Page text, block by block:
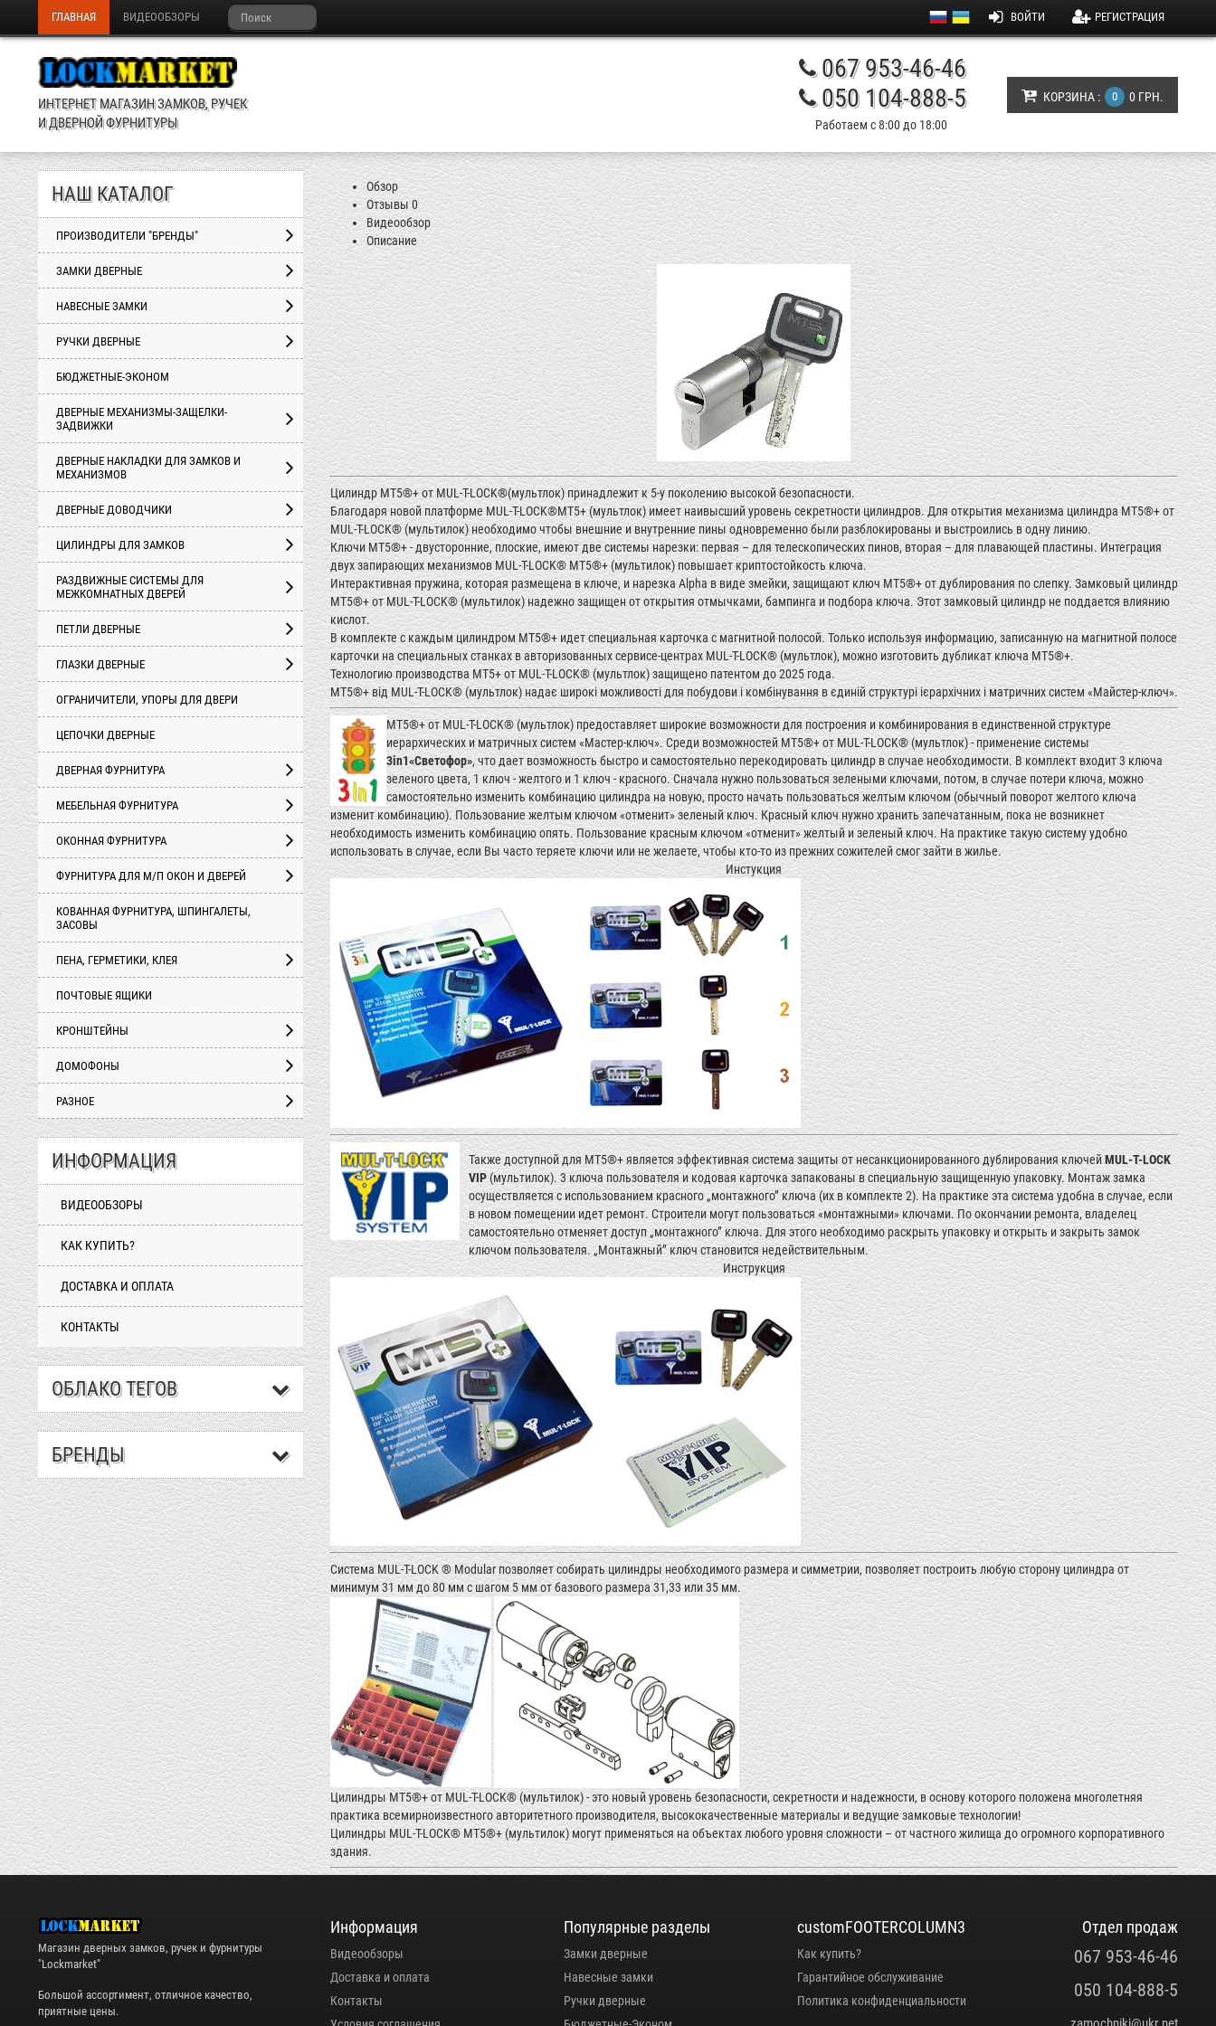
ИНТЕРНЕТ МАГАЗИН ЗАМКОВ, РУЧЕК
И ДВЕРНОЙ ФУРНИТУРЫ
067 953-46-46
050 104-888-5
Работаем с 8:00 до 18:00
КОРЗИНА : 0 0 ГРН.
НАШ КАТАЛОГ
ПРОИЗВОДИТЕЛИ "БРЕНДЫ"
ЗАМКИ ДВЕРНЫЕ
НАВЕСНЫЕ ЗАМКИ
РУЧКИ ДВЕРНЫЕ
БЮДЖЕТНЫЕ-ЭКОНОМ
ДВЕРНЫЕ МЕХАНИЗМЫ-ЗАЩЕЛКИ-
ЗАДВИЖКИ
ДВЕРНЫЕ НАКЛАДКИ ДЛЯ ЗАМКОВ И
МЕХАНИЗМОВ
ДВЕРНЫЕ ДОВОДЧИКИ
ЦИЛИНДРЫ ДЛЯ ЗАМКОВ
РАЗДВИЖНЫЕ СИСТЕМЫ ДЛЯ
МЕЖКОМНАТНЫХ ДВЕРЕЙ
ПЕТЛИ ДВЕРНЫЕ
ГЛАЗКИ ДВЕРНЫЕ
ОГРАНИЧИТЕЛИ, УПОРЫ ДЛЯ ДВЕРИ
ЦЕПОЧКИ ДВЕРНЫЕ
ДВЕРНАЯ ФУРНИТУРА
МЕБЕЛЬНАЯ ФУРНИТУРА
ОКОННАЯ ФУРНИТУРА
ФУРНИТУРА ДЛЯ М/П ОКОН И ДВЕРЕЙ
КОВАННАЯ ФУРНИТУРА, ШПИНГАЛЕТЫ,
ЗАСОВЫ
ПЕНА, ГЕРМЕТИКИ, КЛЕЯ
ПОЧТОВЫЕ ЯЩИКИ
КРОНШТЕЙНЫ
ДОМОФОНЫ
РАЗНОЕ
ИНФОРМАЦИЯ
ВИДЕООБЗОРЫ
КАК КУПИТЬ?
ДОСТАВКА И ОПЛАТА
КОНТАКТЫ
ОБЛАКО ТЕГОВ
БРЕНДЫ
Обзор
Отзывы0
Видеообзор
Описание
Цилиндр MТ5®+ от MUL-T-LOCK®(мультлок) принадлежит к 5-у поколению высокой безопасности.
Благодаря новой платформе MUL-T-LOCK®MТ5+ (мультлок) имеет наивысший уровень секретности цилиндров. Для открытия механизма цилиндра MТ5®+ от
MUL-T-LOCK® (мультилок) необходимо чтобы внешние и внутренние пины одновременно были разблокированы и выстроились в одну линию.
Ключи MТ5®+ - двусторонние, плоские, имеют две системы нарезки: первая – для телескопических пинов, вторая – для плавающей пластины. Интеграция
двух запирающих механизмов MUL-T-LOCK® MТ5®+ (мультилок) повышает криптостойкость ключа.
Интерактивная пружина, которая размещена в ключе, и нарезка Alpha в виде змейки, защищают ключ MТ5®+ от дублирования по слепку. Замковый цилиндр
MТ5®+ от MUL-T-LOCK® (мультилок) надежно защищен от открытия отмычками, бампинга и подбора ключа. Этот замковый цилиндр не поддается влиянию
кислот.
В комплекте с каждым цилиндром MТ5®+ идет специальная карточка с магнитной полосой. Только используя информацию, записанную на магнитной полосе
карточки на специальных станках в авторизованных сервисе-центрах MUL-T-LOCK® (мультлок), можно изготовить дубликат ключа MT5®+.
Технологию производства MТ5+ от MUL-T-LOCK® (мультлок) защищено патентом до 2025 года.
MT5®+ від MUL-T-LOCK® (мультлок) надає широкі можливості для побудови і комбінування в єдиній структурі ієрархічних і матричних систем «Майстер-ключ».
MT5®+ от MUL-T-LOCK® (мультлок) предоставляет широкие возможности для построения и комбинирования в единственной структуре
иерархических и матричных систем «Мастер-ключ». Среди возможностей MT5®+ от MUL-T-LOCK® (мультлок) - применение системы
3in1«Светофор», что дает возможность быстро и самостоятельно перекодировать цилиндр в случае необходимости. В комплект входит 3 ключа
зеленого цвета, 1 ключ - желтого и 1 ключ - красного. Сначала нужно пользоваться зелеными ключами, потом, в случае потери ключа, можно
самостоятельно изменить комбинацию цилиндра на новую, просто начать пользоваться желтым ключом (обычный поворот желтого ключа
изменит комбинацию). Пользование желтым ключом «отменит» зеленый ключ. Красный ключ нужно хранить запечатанным, пока не возникнет
необходимость изменить комбинацию опять. Пользование красным ключом «отменит» желтый и зеленый ключ. На практике такую систему удобно
использовать в случае, если Вы часто теряете ключи или не желаете, чтобы кто-то из прежних сожителей смог зайти в жилье.
Инстукция
Также доступной для MT5®+ является эффективная система защиты от несанкционированного дублирования ключейMUL-T-LOCK
VIP(мультилок). 3 ключа пользователя и кодовая карточка запакованы в специальную защищенную упаковку. Монтаж замка
осуществляется с использованием красного „монтажного” ключа (их в комплекте 2). На практике эта система удобна в случае, если
в новом помещении идет ремонт. Строители могут пользоваться «монтажными» ключами. По окончании ремонта, владелец
самостоятельно отменяет доступ „монтажного” ключа. Для этого необходимо раскрыть упаковку и открыть и закрыть замок
ключом пользователя. „Монтажный” ключ становится недействительным.
Инструкция
Система MUL-T-LOCK ® Modular позволяет собирать цилиндры необходимого размера и симметрии, позволяет построить любую сторону цилиндра от
минимум 31 мм до 80 мм с шагом 5 мм от базового размера 31,33 или 35 мм.
Цилиндры MT5®+ от MUL-T-LOCK® (мультилок) - это новый уровень безопасности, секретности и надежности, в основу которого положена многолетняя
практика всемирноизвестного авторитетного производителя, высококачественные материалы и ведущие замковые технологии!
Цилиндры MUL-T-LOCK® MT5®+ (мультилок) могут применяться на объектах любого уровня сложности – от частного жилища до огромного корпоративного
здания.
Магазин дверных замков, ручек и фурнитуры
"Lockmarket"
Большой ассортимент, отличное качество,
приятные цены.
Информация
Видеообзоры
Доставка и оплата
Контакты
Популярные разделы
Замки дверные
Навесные замки
Ручки дверные
customFOOTERCOLUMN3
Как купить?
Гарантийное обслуживание
Политика конфиденциальности
Отдел продаж
067 953-46-46
050 104-888-5
ГЛАВНАЯ ВИДЕООБЗОРЫ ВОЙТИ РЕГИСТРАЦИЯ